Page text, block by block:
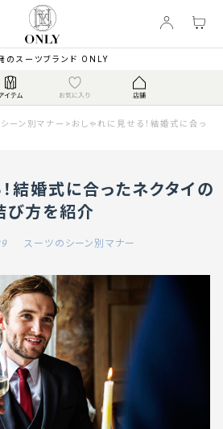
のスーツブランド ONLY
ーン別マナー > おしゃれに見せる！結婚式に合った
結婚式に合ったネクタイの
び方を紹介
スーツのシーン別マナー